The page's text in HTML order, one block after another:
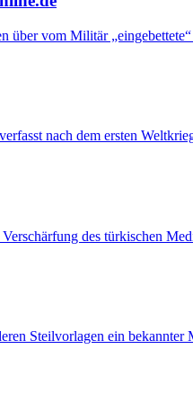
über vom Militär
nach dem ersten
des türkischen
Steilvorlagen ein